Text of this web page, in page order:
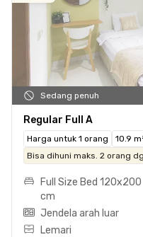
Sedang penuh
Regular Full A
Harga untuk 1 orang
10.9
Bisa dihuni maks. 2 orang
Full Size Bed 120x200
cm
Jendela arah luar
Lemari